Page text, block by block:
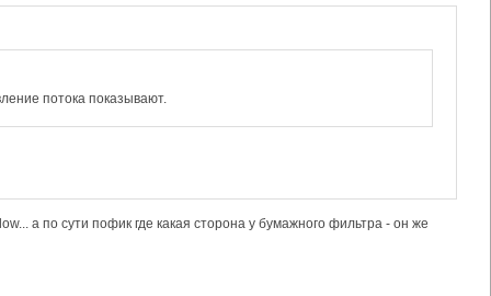
потока показывают.
а по сути пофик где какая сторона у бумажного фильтра - он же